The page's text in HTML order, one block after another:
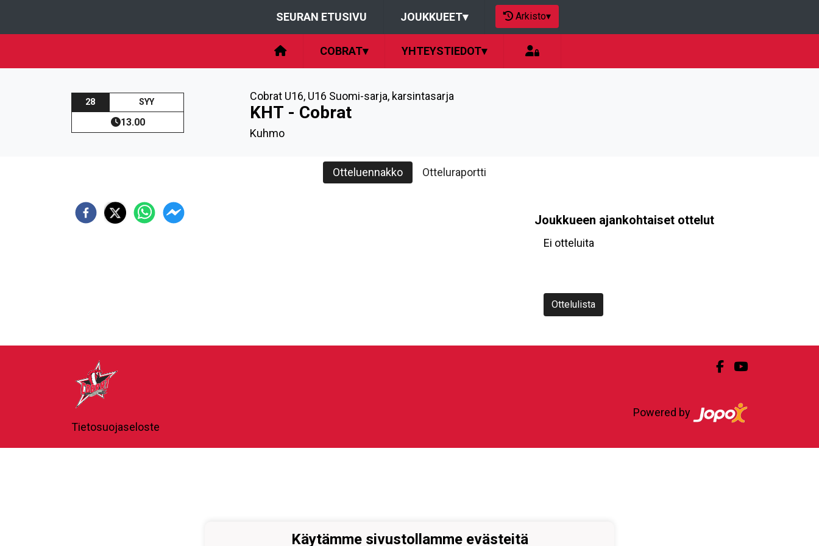
SEURAN ETUSIVU JOUKKUEET▾ Arkisto▾
COBRAT▾ YHTEYSTIEDOT▾
28 SYY
13.00
Cobrat U16, U16 Suomi-sarja, karsintasarja
KHT - Cobrat
Kuhmo
Otteluennakko Otteluraportti
Joukkueen ajankohtaiset ottelut
Ei otteluita
Ottelulista
Tietosuojaseloste
Powered by
Käytämme sivustollamme evästeitä